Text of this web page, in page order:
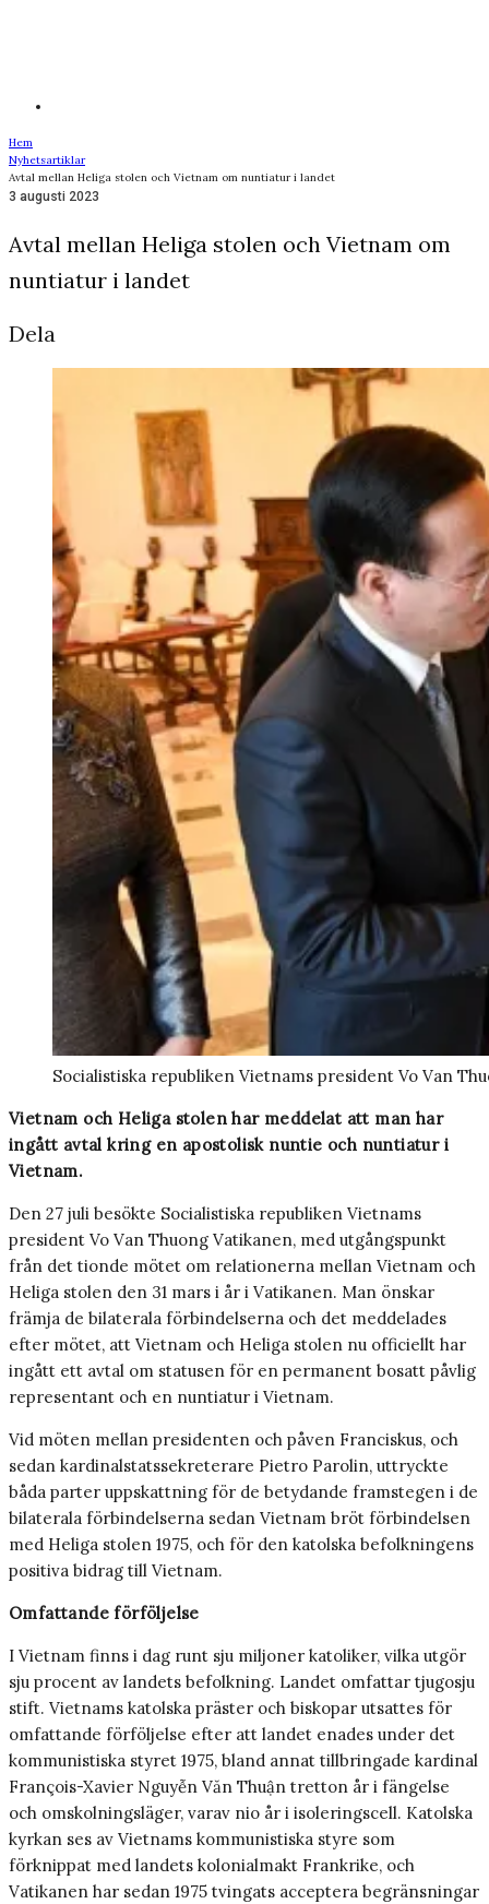
Hem
Nyhetsartiklar
Avtal mellan Heliga stolen och Vietnam om nuntiatur i landet
3 augusti 2023
Avtal mellan Heliga stolen och Vietnam om
nuntiatur i landet
Dela
Socialistiska republiken Vietnams president Vo Van
Vietnam och Heliga stolen har meddelat att man har
ingått avtal kring en apostolisk nuntie och nuntiatur i
Vietnam.
Den 27 juli besökte Socialistiska republiken Vietnams
president Vo Van Thuong Vatikanen, med utgångspunkt
från det tionde mötet om relationerna mellan Vietnam och
Heliga stolen den 31 mars i år i Vatikanen. Man önskar
främja de bilaterala förbindelserna och det meddelades
efter mötet, att Vietnam och Heliga stolen nu officiellt har
ingått ett avtal om statusen för en permanent bosatt påvlig
representant och en nuntiatur i Vietnam.
Vid möten mellan presidenten och påven Franciskus, och
sedan kardinalstatssekreterare Pietro Parolin, uttryckte
båda parter uppskattning för de betydande framstegen i de
bilaterala förbindelserna sedan Vietnam bröt förbindelsen
med Heliga stolen 1975, och för den katolska befolkningens
positiva bidrag till Vietnam.
Omfattande förföljelse
I Vietnam finns i dag runt sju miljoner katoliker, vilka utgör
sju procent av landets befolkning. Landet omfattar tjugosju
stift. Vietnams katolska präster och biskopar utsattes för
omfattande förföljelse efter att landet enades under det
kommunistiska styret 1975, bland annat tillbringade kardinal
François-Xavier Nguyễn Văn Thuận tretton år i fängelse
och omskolningsläger, varav nio år i isoleringscell. Katolska
kyrkan ses av Vietnams kommunistiska styre som
förknippat med landets kolonialmakt Frankrike, och
Vatikanen har sedan 1975 tvingats acceptera begränsningar